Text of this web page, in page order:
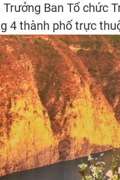
Ban Tổ chức
4 thành phố trực